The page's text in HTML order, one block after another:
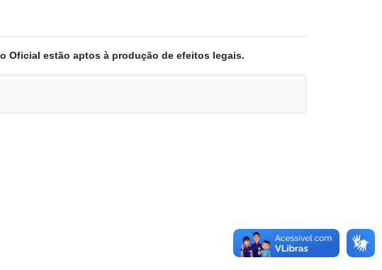
Oficial estão aptos à produção de efeitos legais.